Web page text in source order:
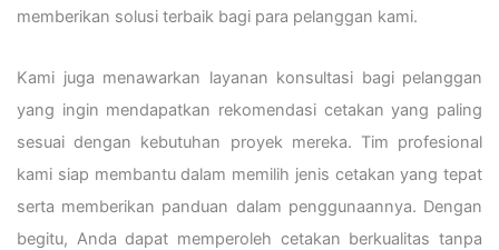
memberikan solusi terbaik bagi para pelanggan kami.
Kami juga menawarkan layanan konsultasi bagi pelanggan
yang ingin mendapatkan rekomendasi cetakan yang paling
sesuai dengan kebutuhan proyek mereka. Tim profesional
kami siap membantu dalam memilih jenis cetakan yang tepat
serta memberikan panduan dalam penggunaannya. Dengan
begitu, Anda dapat memperoleh cetakan berkualitas tanpa